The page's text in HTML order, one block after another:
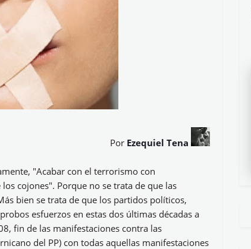
Por Ezequiel Tena
"Acabar con el terrorismo con
cojones". Porque no se trata de que las
bien se trata de que los partidos políticos,
esfuerzos en estas dos últimas décadas a
fin de las manifestaciones contra las
del PP) con todas aquellas manifestaciones